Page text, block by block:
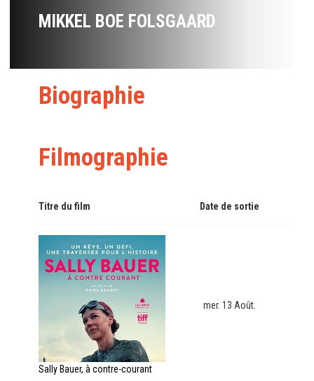
MIKKEL BOE FOLSGAARD
Biographie
Filmographie
Titre du film Date de sortie
Sally Bauer, à contre-courant
mer. 13 Août.